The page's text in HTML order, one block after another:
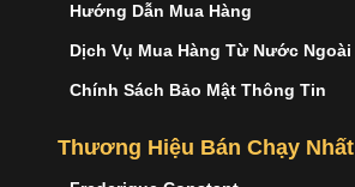
Hướng Dẫn Mua Hàng
Dịch Vụ Mua Hàng Từ Nước Ngoài
Chính Sách Bảo Mật Thông Tin
Thương Hiệu Bán Chạy Nhất